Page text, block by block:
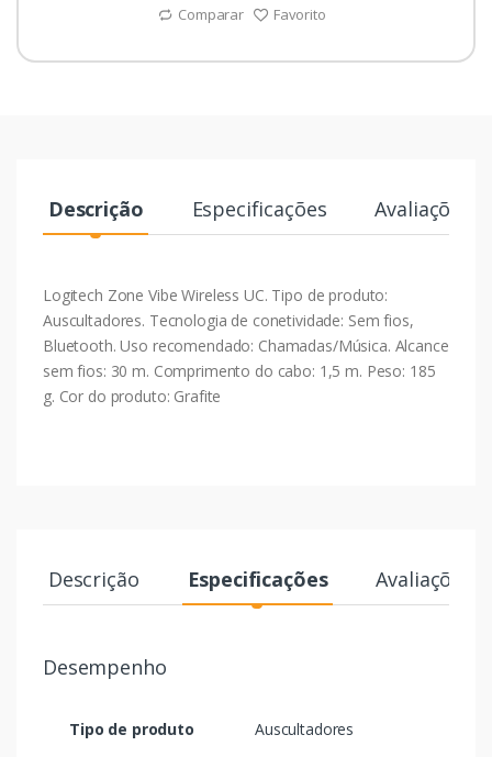
Comparar Favorito
Descrição Especificações Avaliações
Logitech Zone Vibe Wireless UC. Tipo de produto:
Auscultadores. Tecnologia de conetividade: Sem fios,
Bluetooth. Uso recomendado: Chamadas/Música. Alcance
sem fios: 30 m. Comprimento do cabo: 1,5 m. Peso: 185
g. Cor do produto: Grafite
Descrição Especificações Avaliações
Desempenho
Tipo de produto
Auscultadores